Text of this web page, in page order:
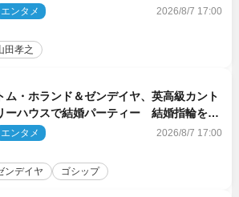
エンタメ 2026/8/7 17:00
田孝之
ム・ホランド＆ゼンデイヤ、英高級カント
ーハウスで結婚パーティー 結婚指輪を身
着けたトムも初キャッチ
エンタメ 2026/8/7 17:00
ンデイヤ ゴシップ